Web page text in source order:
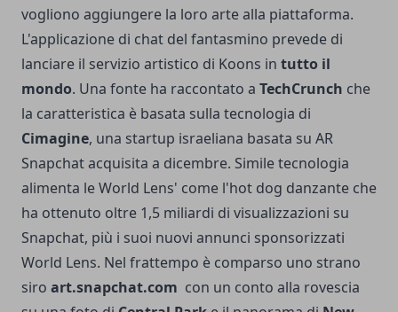
vogliono aggiungere la loro arte alla piattaforma.
L'applicazione di chat del fantasmino prevede di
lanciare il servizio artistico di Koons in tutto il
mondo. Una fonte ha raccontato a TechCrunch che
la caratteristica è basata sulla tecnologia di
Cimagine, una startup israeliana basata su AR
Snapchat acquisita a dicembre. Simile tecnologia
alimenta le World Lens' come l'hot dog danzante che
ha ottenuto oltre 1,5 miliardi di visualizzazioni su
Snapchat, più i suoi nuovi annunci sponsorizzati
World Lens. Nel frattempo è comparso uno strano
siro art.snapchat.com con un conto alla rovescia